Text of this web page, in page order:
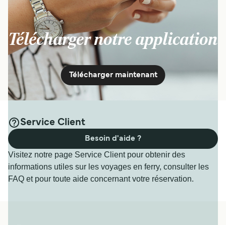
Télécharger notre application
Télécharger maintenant
Service Client
Visitez notre page Service Client pour obtenir des
informations utiles sur les voyages en ferry, consulter les
FAQ et pour toute aide concernant votre réservation.
Besoin d'aide ?